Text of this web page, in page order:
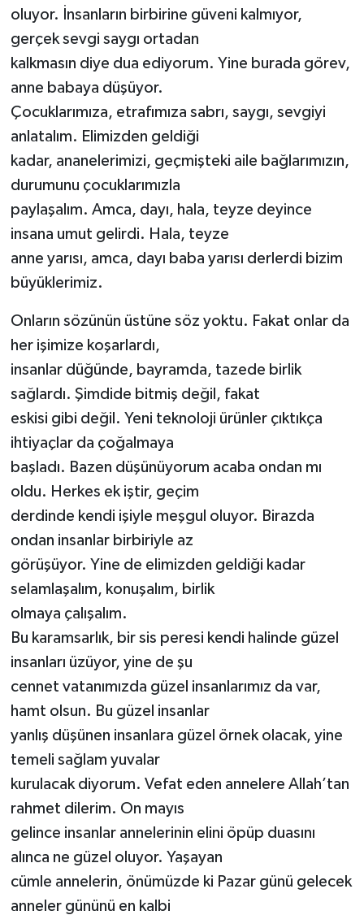
oluyor. İnsanların birbirine güveni kalmıyor,
gerçek sevgi saygı ortadan
kalkmasın diye dua ediyorum. Yine burada görev,
anne babaya düşüyor.
Çocuklarımıza, etrafımıza sabrı, saygı, sevgiyi
anlatalım. Elimizden geldiği
kadar, ananelerimizi, geçmişteki aile bağlarımızın,
durumunu çocuklarımızla
paylaşalım. Amca, dayı, hala, teyze deyince
insana umut gelirdi. Hala, teyze
anne yarısı, amca, dayı baba yarısı derlerdi bizim
büyüklerimiz.
Onların sözünün üstüne söz yoktu. Fakat onlar da
her işimize koşarlardı,
insanlar düğünde, bayramda, tazede birlik
sağlardı. Şimdide bitmiş değil, fakat
eskisi gibi değil. Yeni teknoloji ürünler çıktıkça
ihtiyaçlar da çoğalmaya
başladı. Bazen düşünüyorum acaba ondan mı
oldu. Herkes ek iştir, geçim
derdinde kendi işiyle meşgul oluyor. Birazda
ondan insanlar birbiriyle az
görüşüyor. Yine de elimizden geldiği kadar
selamlaşalım, konuşalım, birlik
olmaya çalışalım.
Bu karamsarlık, bir sis peresi kendi halinde güzel
insanları üzüyor, yine de şu
cennet vatanımızda güzel insanlarımız da var,
hamt olsun. Bu güzel insanlar
yanlış düşünen insanlara güzel örnek olacak, yine
temeli sağlam yuvalar
kurulacak diyorum. Vefat eden annelere Allah’tan
rahmet dilerim. On mayıs
gelince insanlar annelerinin elini öpüp duasını
alınca ne güzel oluyor. Yaşayan
cümle annelerin, önümüzde ki Pazar günü gelecek
anneler gününü en kalbi